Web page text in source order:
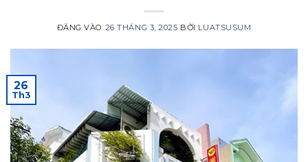
ĐĂNG VÀO 26 THÁNG 3, 2025 BỞI LUATSUSUM
26
Th3